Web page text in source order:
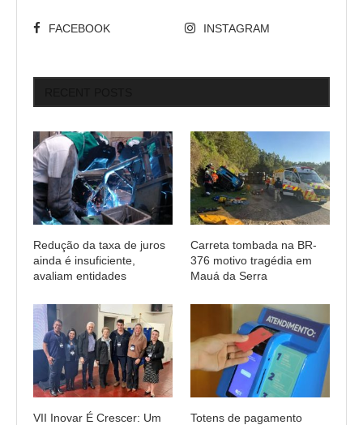
FACEBOOK INSTAGRAM
Redução da taxa de juros
ainda é insuficiente,
avaliam entidades
Carreta tombada na BR-
376 motivo tragédia em
Mauá da Serra
VII Inovar É Crescer: Um
Totens de pagamento